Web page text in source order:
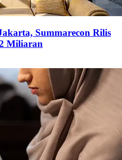
Summarecon Rilis
Miliaran